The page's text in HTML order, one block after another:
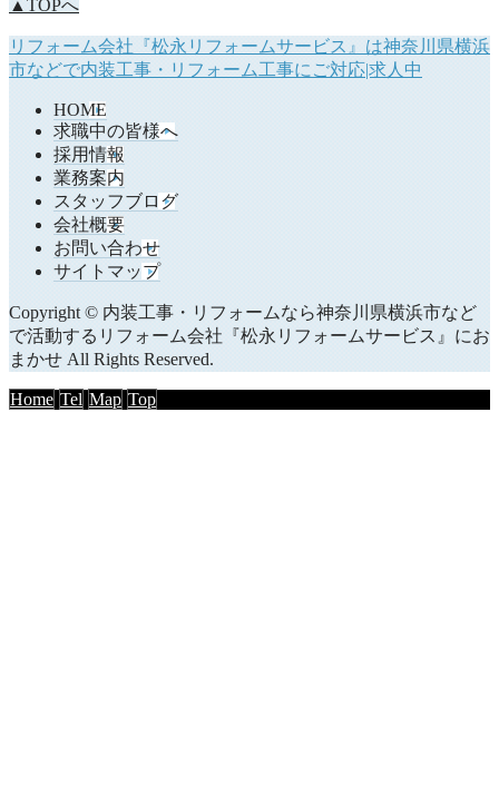
▲TOPへ
リフォーム会社『松永リフォームサービス』は神奈川県横浜
市などで内装工事・リフォーム工事にご対応|求人中
HOME
求職中の皆様へ
採用情報
業務案内
スタッフブログ
会社概要
お問い合わせ
サイトマップ
Copyright © 内装工事・リフォームなら神奈川県横浜市など
で活動するリフォーム会社『松永リフォームサービス』にお
まかせ All Rights Reserved.
Home Tel Map Top